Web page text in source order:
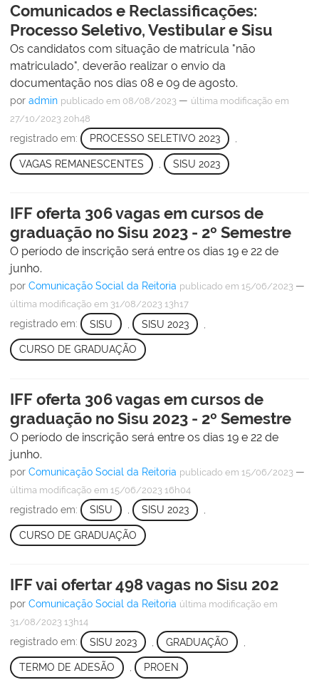
Comunicados e Reclassificações:
Processo Seletivo, Vestibular e Sisu
Os candidatos com situação de matrícula "não
matriculado", deverão realizar o envio da
documentação nos dias 08 e 09 de agosto.
por admin publicado em 08/08/2023 — última modificação em
27/10/2023 20h48
registrado em: PROCESSO SELETIVO 2023 ,
VAGAS REMANESCENTES SISU 2023
IFF oferta 306 vagas em cursos de
graduação no Sisu 2023 - 2º Semestre
O período de inscrição será entre os dias 19 e 22 de
junho.
por Comunicação Social da Reitoria publicado em 15/06/2023 —
última modificação em 31/08/2023 13h17
registrado em: SISU SISU 2023
CURSO DE GRADUAÇÃO
IFF oferta 306 vagas em cursos de
graduação no Sisu 2023 - 2º Semestre
O período de inscrição será entre os dias 19 e 22 de
junho.
por Comunicação Social da Reitoria publicado em 15/06/2023 —
última modificação em 15/06/2023 16h04
registrado em: SISU SISU 2023
CURSO DE GRADUAÇÃO
IFF vai ofertar 498 vagas no Sisu 202
por Comunicação Social da Reitoria última modificação em
31/08/2023 13h14
registrado em: SISU 2023 GRADUAÇÃO
TERMO DE ADESÃO , PROEN